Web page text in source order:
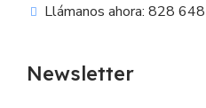
Llámanos ahora: 828
Newsletter